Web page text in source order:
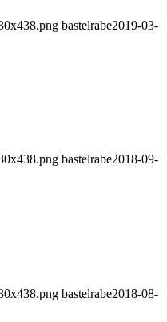
bastelrabe2019-03-
bastelrabe2018-09-
bastelrabe2018-08-